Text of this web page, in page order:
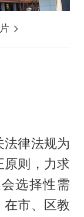
律法规为
原则，力求
选择性需
在市、区教